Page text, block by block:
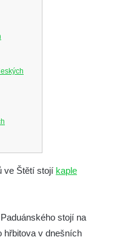
a
ve Štětí stojí kaple
stojí na
hřbitova v dnešních